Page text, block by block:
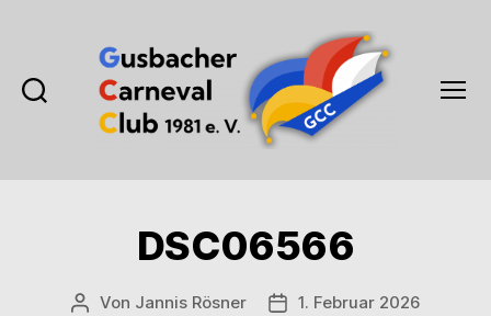
1981
e.V.
DSC06566
Beitragsautor
Von Jannis Rösner Veröffentlichungsdatum
1. Februar 2026